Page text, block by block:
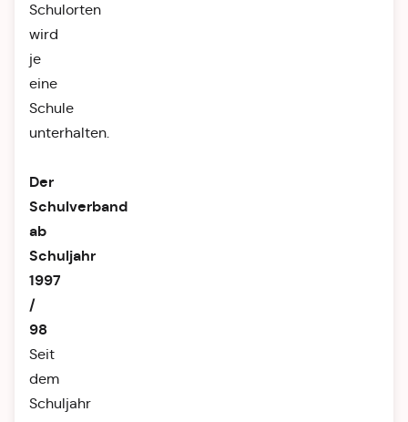
Schulorten
wird
je
eine
Schule
unterhalten.
Der
Schulverband
ab
Schuljahr
1997
/
98
Seit
dem
Schuljahr